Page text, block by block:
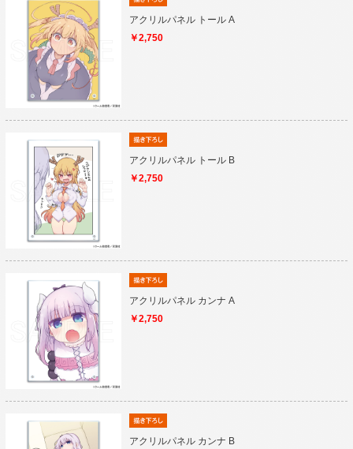
アクリルパネル トール A
￥2,750
アクリルパネル トール B
￥2,750
アクリルパネル カンナ A
￥2,750
アクリルパネル カンナ B